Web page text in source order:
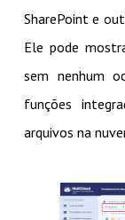
SharePoint e
Ele pode
sem nenhum
funções
arquivos na